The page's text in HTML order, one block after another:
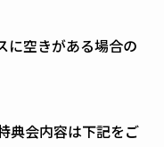
に空きがある場合の
典会内容は下記をご